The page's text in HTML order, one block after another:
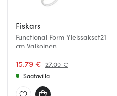
Fiskars
Functional Form Yleissakset21
cm Valkoinen
15.79 € 27.00 €
Saatavilla